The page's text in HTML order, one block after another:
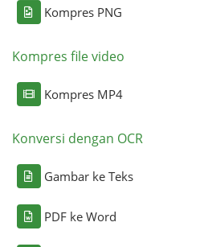
Kompres PNG
Kompres file video
Kompres MP4
Konversi dengan OCR
Gambar ke Teks
PDF ke Word